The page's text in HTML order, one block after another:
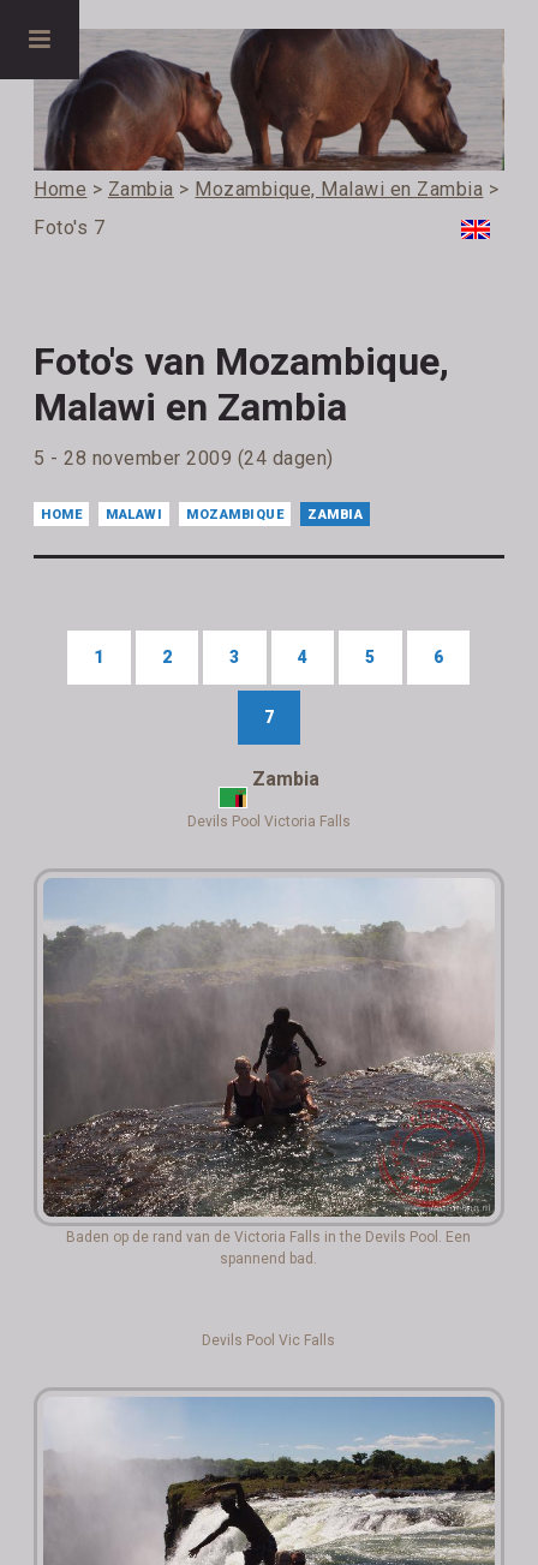
Home > Zambia > Mozambique, Malawi en Zambia >
Foto's 7
Foto's van Mozambique,
Malawi en Zambia
5 - 28 november 2009 (24 dagen)
HOME MALAWI MOZAMBIQUE ZAMBIA
1 2 3 4 5 6
7
Zambia
Devils Pool Victoria Falls
Baden op de rand van de Victoria Falls in the Devils Pool. Een
spannend bad.
Devils Pool Vic Falls